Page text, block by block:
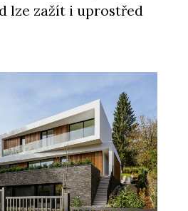
lze zažít i uprostřed